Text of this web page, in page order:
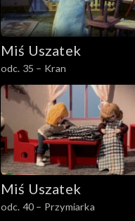
Miś Uszatek
odc. 35 – Kran
Miś Uszatek
odc. 40 – Przymiarka